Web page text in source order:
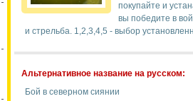
покупайте и
вы победите в
и стрельба. 1,2,3,4,5 - выбор
Альтернативное название на русском:
Бой в северном сиянии